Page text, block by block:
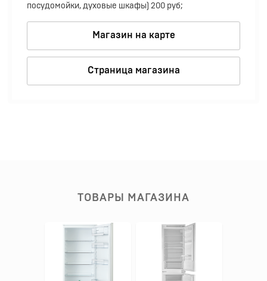
посудомойки, духовые шкафы) 200 руб;
Магазин на карте
Страница магазина
ТОВАРЫ МАГАЗИНА